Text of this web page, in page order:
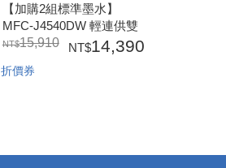
【加購2組標準墨水】
MFC-J4540DW 輕連供雙
面網路雙紙匣傳真事務機
組】
15,910 14,390
折價券